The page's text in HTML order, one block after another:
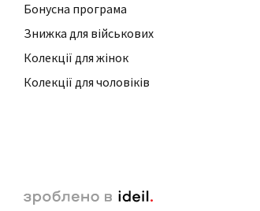
Бонусна програма
Знижка для військових
Колекції для жінок
Колекції для чоловіків